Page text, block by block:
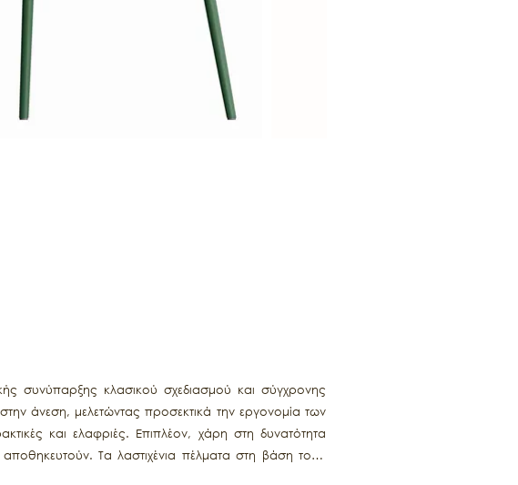
συνύπαρξης κλασικού σχεδιασμού και σύγχρονης
άνεση, μελετώντας προσεκτικά την εργονομία των
και ελαφριές. Επιπλέον, χάρη στη δυνατότητα
Τα λαστιχένια πέλματα στη βάση τους